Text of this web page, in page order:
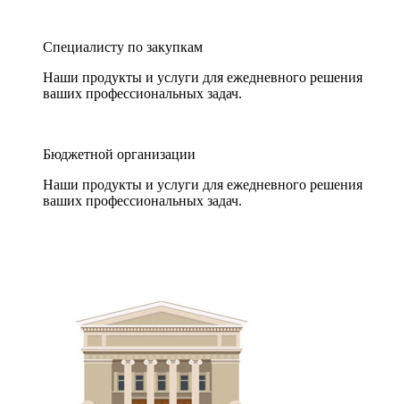
Специалисту по закупкам
Наши продукты и услуги для ежедневного решения
ваших профессиональных задач.
Бюджетной организации
Наши продукты и услуги для ежедневного решения
ваших профессиональных задач.